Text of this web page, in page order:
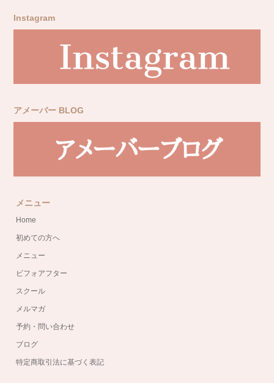
Instagram
アメーバー BLOG
メニュー
Home
初めての方へ
メニュー
ビフォアフター
スクール
メルマガ
予約・問い合わせ
ブログ
特定商取引法に基づく表記